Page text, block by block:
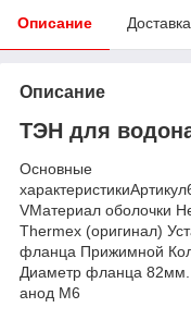
Описание Доставка
Описание
ТЭН для
Основные
VМатериал оболочки
Thermex (оригинал)
фланца Прижимной
Диаметр фланца 82мм.
анод М6